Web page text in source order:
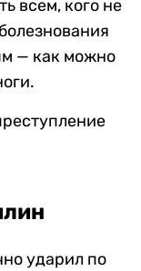
всем, кого не
— как можно
ударил по